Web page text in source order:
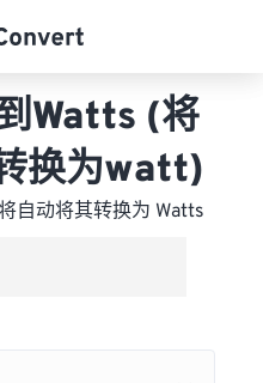
Watts (将
换为watt)
自动将其转换为 Watts